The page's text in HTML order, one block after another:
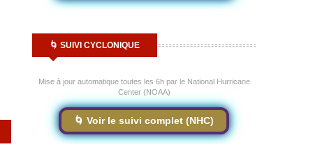
🌀 SUIVI CYCLONIQUE
Mise à jour automatique toutes les 6h par le National Hurricane
Center (NOAA)
🌀 Voir le suivi complet (NHC)